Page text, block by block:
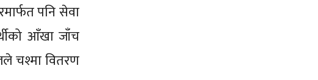
पनि सेवा
आँखा जाँच
चश्मा वितरण